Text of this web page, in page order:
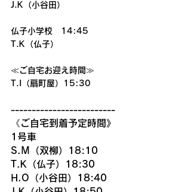
J.K（小谷田）
仏子小学校　14:45
T.K（仏子）
≪ご自宅お迎え時間≫
T.I（扇町屋）15:30
-------------------------
《ご自宅到着予定時間》
1号車
S.M（双柳）18:10
T.K（仏子）18:30
H.O（小谷田）18:40